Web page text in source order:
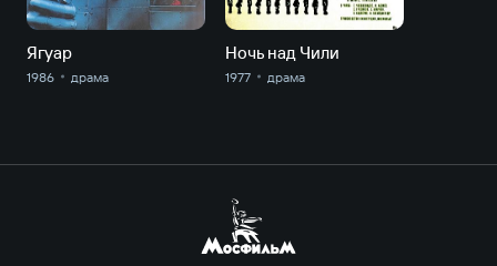
Ягуар
1986 драма
Ночь над Чили
1977 драма